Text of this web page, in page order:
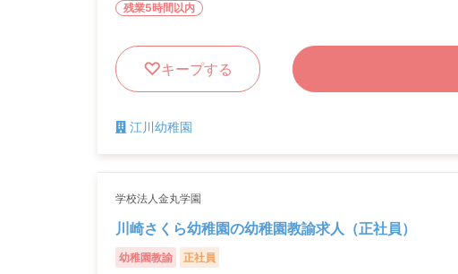
残業5時間以内
キープする
江川幼稚園
学校法人金丸学園
川崎さくら幼稚園の幼稚園教諭求人（正社員）
幼稚園教諭 正社員